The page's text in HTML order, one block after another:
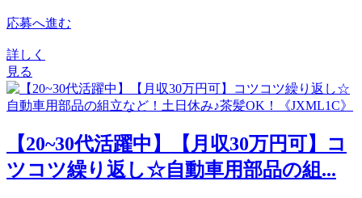
応募へ進む
詳しく
見る
【20~30代活躍中】【月収30万円可】コ
ツコツ繰り返し☆自動車用部品の組...